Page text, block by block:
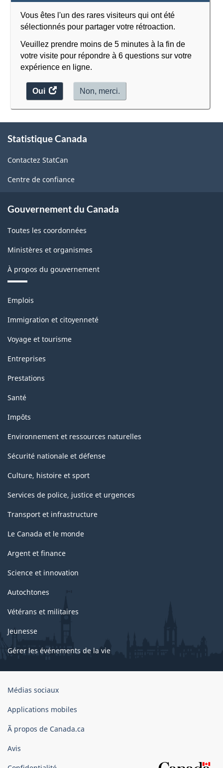
Vous êtes l'un des rares visiteurs qui ont été
sélectionnés pour partager votre rétroaction.
Veuillez prendre moins de 5 minutes à la fin de
votre visite pour répondre à 6 questions sur votre
expérience en ligne.
Oui
accéder
au
Non, merci.
propos
ce
site
Statistique Canada
Contactez StatCan
Centre de confiance
Gouvernement du Canada
Toutes les coordonnées
Ministères et organismes
À propos du gouvernement
Thèmes
sujets
Emplois
Immigration et citoyenneté
Voyage et tourisme
Entreprises
Prestations
Santé
Impôts
Environnement et ressources naturelles
Sécurité nationale et défense
Culture, histoire et sport
Services de police, justice et urgences
Transport et infrastructure
Le Canada et le monde
Argent et finance
Science et innovation
Autochtones
Vétérans et militaires
Jeunesse
Gérer les événements de la vie
Organisation
gouvernement
Canada
Médias sociaux
Applications mobiles
Ã propos de Canada.ca
Avis